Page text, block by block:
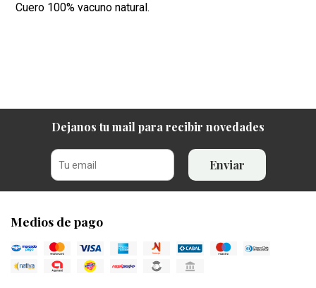
Cuero 100% vacuno natural.
Dejanos tu mail para recibir novedades
Enviar
Medios de pago